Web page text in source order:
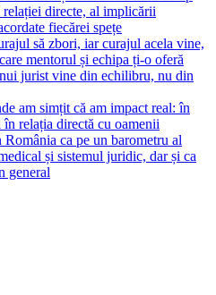
directe, al implicării
fiecărei spețe
să zbori, iar curajul acela vine,
mentorul și echipa ți-o oferă
jurist vine din echilibru, nu din
am simțit că am impact real: în
relația directă cu oamenii
ca pe un barometru al
și sistemul juridic, dar și ca
general